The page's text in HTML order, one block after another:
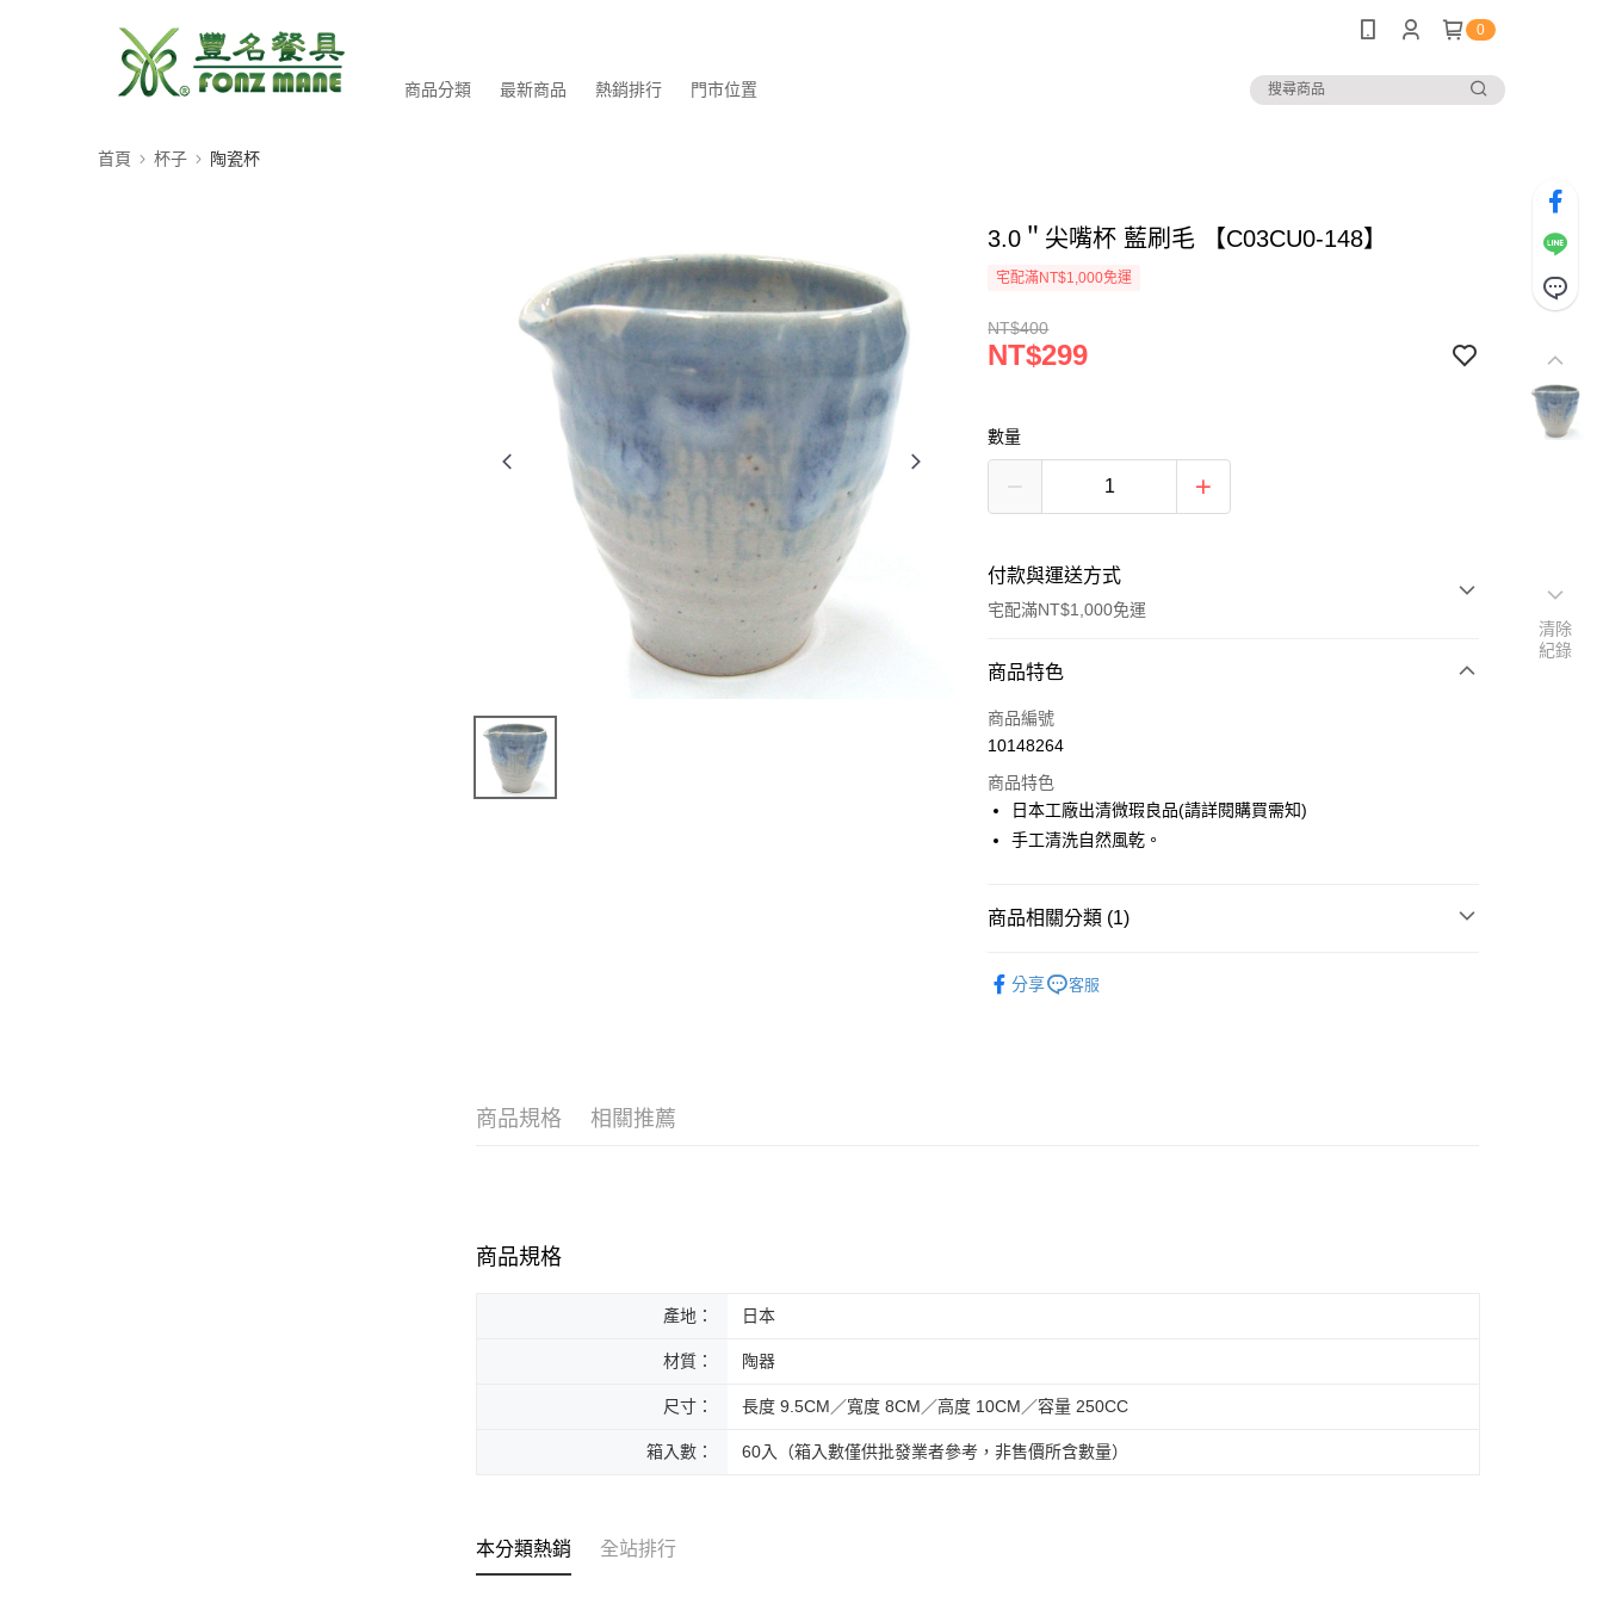
0
商品分類 最新商品 熱銷排行 門市位置
首頁 杯子 陶瓷杯
3.0＂尖嘴杯 藍刷毛 【C03CU0-148】
宅配滿NT$1,000免運
NT$400
NT$299
數量
付款與運送方式
宅配滿NT$1,000免運
付款方式
信用卡一次付款
Apple Pay
街口支付
ATM付款
商品特色
商品編號
10148264
商品特色
日本工廠出清微瑕良品(請詳閱購買需知)
手工清洗自然風乾。
商品相關分類 (1)
分享
客服
商品規格 相關推薦
商品規格
產地： 日本
材質： 陶器
尺寸： 長度 9.5CM／寬度 8CM／高度 10CM／容量 250CC
箱入數： 60入（箱入數僅供批發業者參考，非售價所含數量）
本分類熱銷 全站排行
清除
紀錄